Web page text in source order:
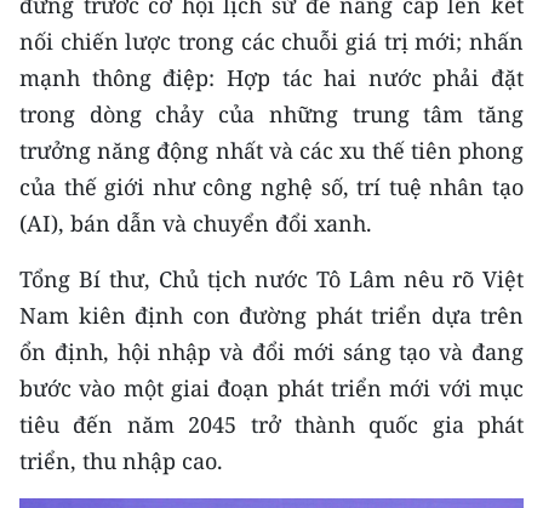
Media Y tế
Media Khoa học - Công nghệ
Media Môi trường
Ảnh
Infographic
TIN MỚI
TIN ĐỊA PHƯƠNG
Trung du và miền núi phía Bắc
Đồng bằng sông Hồng
nối chiến lược trong các chuỗi giá trị mới; nhấn
mạnh thông điệp: Hợp tác hai nước phải đặt
trong dòng chảy của những trung tâm tăng
trưởng năng động nhất và các xu thế tiên phong
của thế giới như công nghệ số, trí tuệ nhân tạo
(AI), bán dẫn và chuyển đổi xanh.
Tổng Bí thư, Chủ tịch nước Tô Lâm nêu rõ Việt
Nam kiên định con đường phát triển dựa trên
ổn định, hội nhập và đổi mới sáng tạo và đang
bước vào một giai đoạn phát triển mới với mục
tiêu đến năm 2045 trở thành quốc gia phát
triển, thu nhập cao.